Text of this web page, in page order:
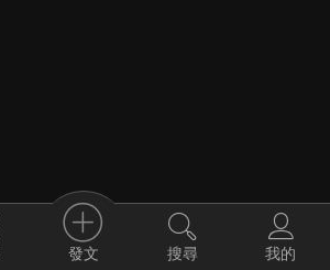
發文 搜尋 我的